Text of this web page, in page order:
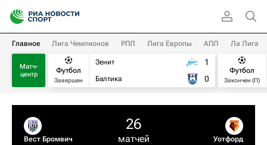
Главное Лига Чемпионов РПЛ Лига Европы АПЛ Ла Лига
Матч-
центр
Футбол
Завершен
Зенит
Балтика
1
0
Футбол
Закончен (П)
Вест Бромвич
26
матчей Уотфорд